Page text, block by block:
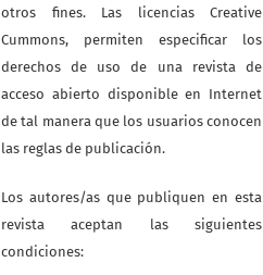
otros fines. Las licencias Creative
Cummons, permiten especificar los
derechos de uso de una revista de
acceso abierto disponible en Internet
de tal manera que los usuarios conocen
las reglas de publicación.
Los autores/as que publiquen en esta
revista aceptan las siguientes
condiciones: